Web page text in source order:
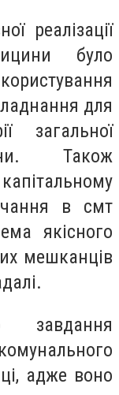
реалізації
було
для
загальної
Також
в смт
якісного
мешканців
адже воно